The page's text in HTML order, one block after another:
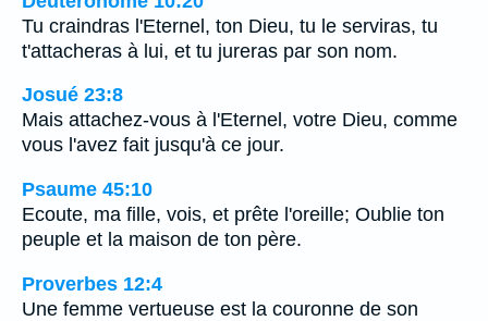
Tu craindras l'Eternel, ton Dieu, tu le serviras, tu
t'attacheras à lui, et tu jureras par son nom.
Josué 23:8
Mais attachez-vous à l'Eternel, votre Dieu, comme
vous l'avez fait jusqu'à ce jour.
Psaume 45:10
Ecoute, ma fille, vois, et prête l'oreille; Oublie ton
peuple et la maison de ton père.
Proverbes 12:4
Une femme vertueuse est la couronne de son